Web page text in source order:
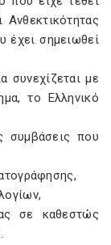
έχει σημειωθεί
συνεχίζεται με
το Ελληνικό
συμβάσεις που
σε καθεστώς